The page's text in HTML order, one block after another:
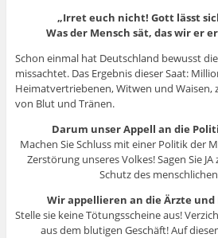
„Irret euch nicht! Gott lässt
Was der Mensch sät, das wir er
Schon einmal hat Deutschland bewusst
missachtet. Das Ergebnis dieser Saat:
Heimatvertriebenen, Witwen und Waisen,
von Blut und Tränen.
Darum unser Appell an die
Machen Sie Schluss mit einer Politik der
Zerstörung unseres Volkes! Sagen Sie
Schutz des
Wir appellieren an die Ärzte
Stelle sie keine Tötungsscheine aus!
aus dem blutigen Geschäft! Auf